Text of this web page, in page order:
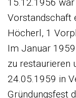
Vorstandschaft
Höcherl, 1
Im Januar
zu restaurieren
24.05.1959 in
Gründungsfest